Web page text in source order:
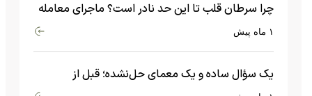
چرا سرطان قلب تا این حد نادر است؟ ماجرای معامله
عجیبی که در بدن اتفاق می‌افتد!۱ ماه پیش
یک سؤال ساده و یک معمای حل‌نشده؛ قبل از
بیگ‌بنگ و آغاز جهان چه چیزی وجود داشت؟